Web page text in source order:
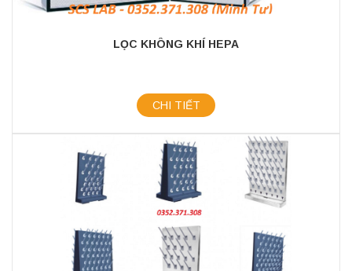
LỌC KHÔNG KHÍ HEPA
CHI TIẾT